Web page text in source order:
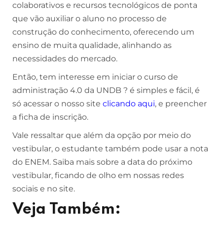
colaborativos e recursos tecnológicos de ponta
que vão auxiliar o aluno no processo de
construção do conhecimento, oferecendo um
ensino de muita qualidade, alinhando as
necessidades do mercado.
Então, tem interesse em iniciar o curso de
administração 4.0 da UNDB ? é simples e fácil, é
só acessar o nosso site clicando aqui, e preencher
a ficha de inscrição.
Vale ressaltar que além da opção por meio do
vestibular, o estudante também pode usar a nota
do ENEM. Saiba mais sobre a data do próximo
vestibular, ficando de olho em nossas redes
sociais e no site.
Veja Também: